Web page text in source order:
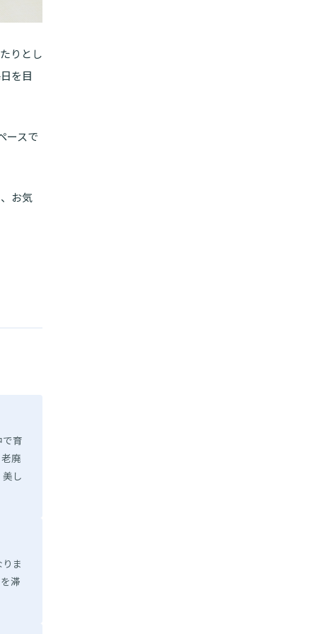
りとし
を目
ースで
お気
育
廃
し
ま
滞